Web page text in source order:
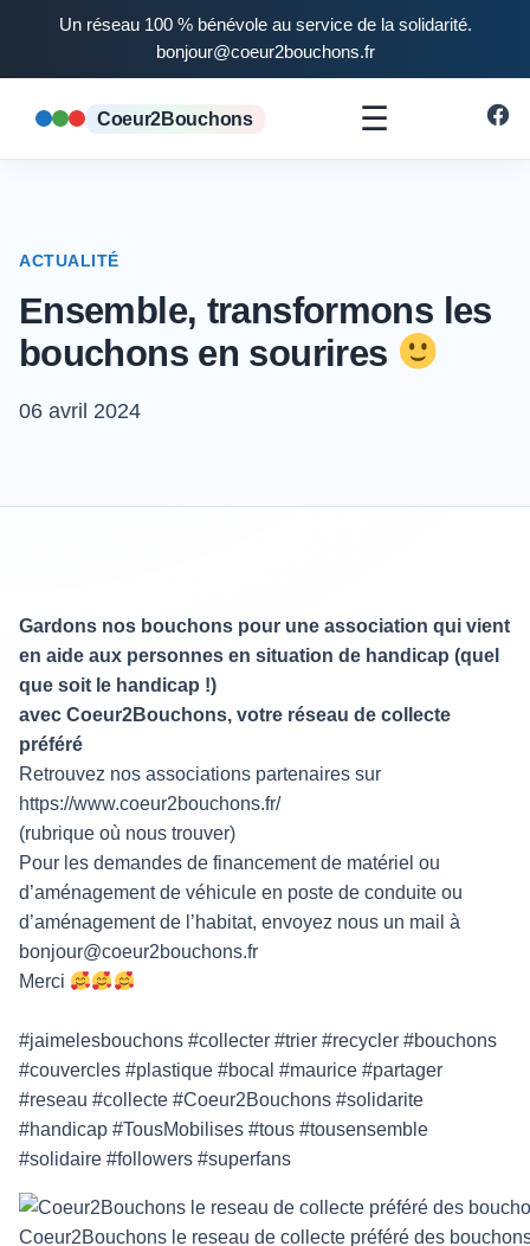
Un réseau 100 % bénévole au service de la solidarité.
bonjour@coeur2bouchons.fr
Coeur2Bouchons ☰
ACTUALITÉ
Ensemble, transformons les
bouchons en sourires
06 avril 2024
Gardons nos bouchons pour une association qui vient
en aide aux personnes en situation de handicap (quel
que soit le handicap !)
avec Coeur2Bouchons, votre réseau de collecte
préféré
Retrouvez nos associations partenaires sur
https://www.coeur2bouchons.fr/
(rubrique où nous trouver)
Pour les demandes de financement de matériel ou
d’aménagement de véhicule en poste de conduite ou
d’aménagement de l’habitat, envoyez nous un mail à
bonjour@coeur2bouchons.fr
Merci
#jaimelesbouchons #collecter #trier #recycler #bouchons
#couvercles #plastique #bocal #maurice #partager
#reseau #collecte #Coeur2Bouchons #solidarite
#handicap #TousMobilises #tous #tousensemble
#solidaire #followers #superfans
Coeur2Bouchons le reseau de collecte préféré des